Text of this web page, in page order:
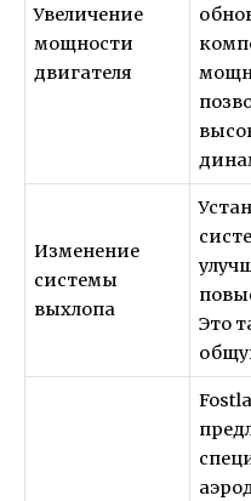
Увеличение
мощности
двигателя
Изменение
системы
выхлопа
Это